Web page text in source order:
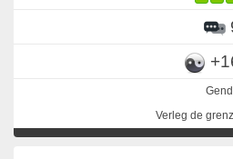
Verleg de